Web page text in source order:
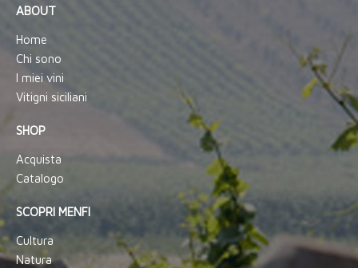
ABOUT
Home
Chi sono
I miei vini
Vitigni siciliani
SHOP
Acquista
Catalogo
SCOPRI MENFI
Cultura
Natura